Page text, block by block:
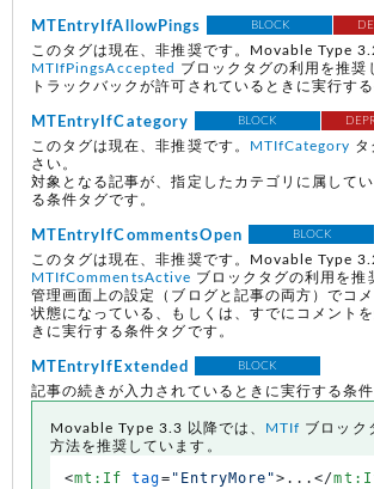
MTEntryIfAllowPings BLOCK
このタグは現在、非推奨です。Movable Type
MTIfPingsAccepted
ブロックタグの利用を推奨
トラックバックが許可されているときに実行す
MTEntryIfCategory BLOCK
このタグは現在、非推奨です。 MTIfCategory タ
さい。
対象となる記事が、指定したカテゴリに属して
る条件タグです。
MTEntryIfCommentsOpen BLOCK
このタグは現在、非推奨です。Movable Type
MTIfCommentsActive ブロックタグの利用を推
管理画面上の設定（ブログと記事の両方）でコ
状態になっている、もしくは、すでにコメント
きに実行する条件タグです。
MTEntryIfExtended BLOCK
記事の続きが入力されているときに実行する条件
Movable Type 3.3 以降では、 MTIf ブロック
方法を推奨しています。
<mt:If tag= "EntryMore"> ...</